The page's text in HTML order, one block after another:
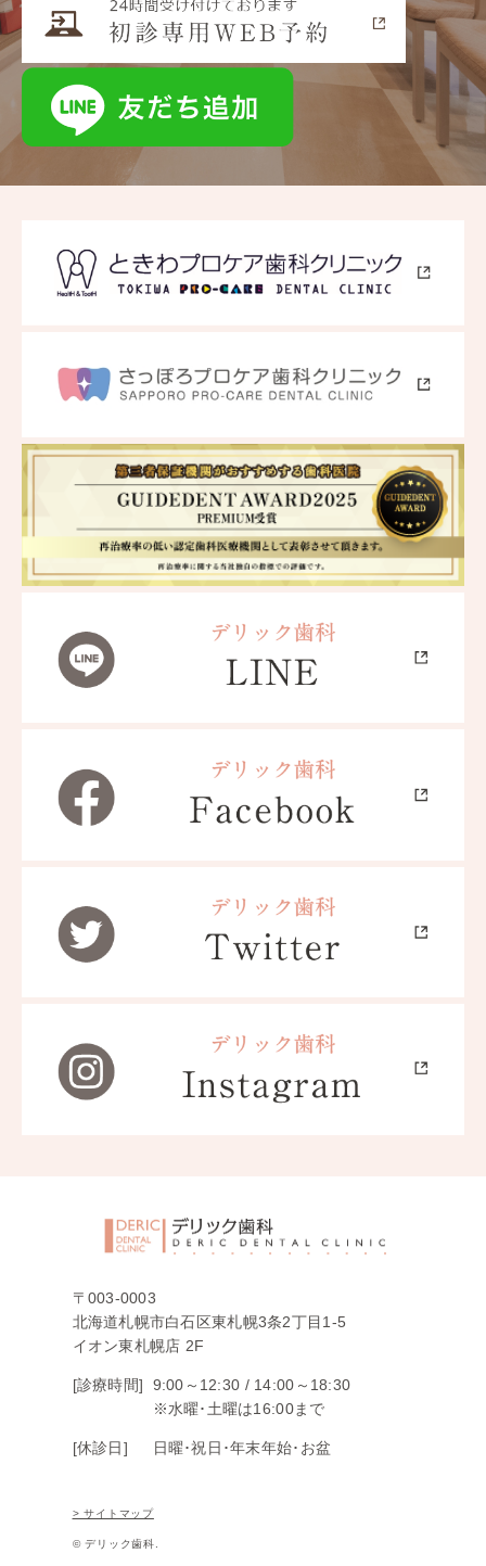
〒003-0003
北海道札幌市白石区東札幌3条2丁目1-5
イオン東札幌店 2F
[診療時間] 9:00～12:30 / 14:00～18:30
※水曜･土曜は16:00まで
[休診日] 日曜･祝日･年末年始･お盆
> サイトマップ
© デリック歯科.